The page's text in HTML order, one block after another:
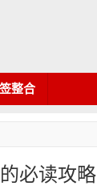
整合
必读攻略